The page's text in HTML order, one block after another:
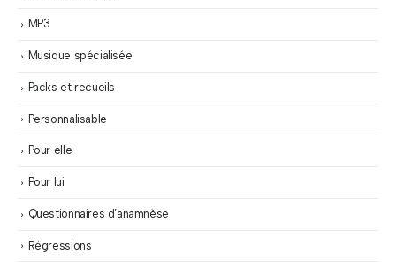
MP3
Musique spécialisée
Packs et recueils
Personnalisable
Pour elle
Pour lui
Questionnaires d’anamnèse
Régressions